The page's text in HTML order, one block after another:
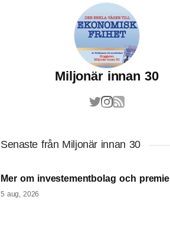
Miljonär innan 30
Senaste från Miljonär innan 30
Mer om investementbolag och premie
5 aug, 2026